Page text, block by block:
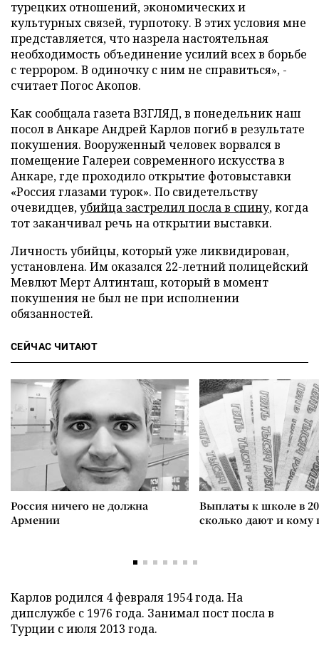
турецких отношений, экономических и
культурных связей, турпотоку. В этих условия мне
представляется, что назрела настоятельная
необходимость объединение усилий всех в борьбе
с террором. В одиночку с ним не справиться», -
считает Погос Акопов.
Как сообщала газета ВЗГЛЯД, в понедельник наш
посол в Анкаре Андрей Карлов погиб в результате
покушения. Вооруженный человек ворвался в
помещение Галереи современного искусства в
Анкаре, где проходило открытие фотовыставки
«Россия глазами турок». По свидетельству
очевидцев,убийца застрелил посла в спину, когда
тот заканчивал речь на открытии выставки.
Личность убийцы, который уже ликвидирован,
установлена. Им оказался 22-летний полицейский
Мевлют Мерт Алтинташ, который в момент
покушения не был не при исполнении
обязанностей.
СЕЙЧАС ЧИТАЮТ
Россия ничего не должна
Армении
Выплаты к школе в
сколько дают и
Карлов родился 4 февраля 1954 года. На
дипслужбе с 1976 года. Занимал пост посла в
Турции с июля 2013 года.